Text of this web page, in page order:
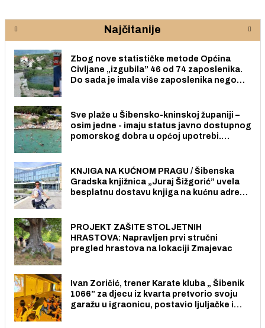
Najčitanije
Zbog nove statističke metode Općina
Civljane „izgubila” 46 od 74 zaposlenika.
Do sada je imala više zaposlenika nego
Sve plaže u Šibensko-kninskoj županiji –
osim jedne - imaju status javno dostupnog
pomorskog dobra u općoj upotrebi.
KNJIGA NA KUĆNOM PRAGU / Šibenska
Gradska knjižnica „Juraj Šižgorić” uvela
besplatnu dostavu knjiga na kućnu adresu
PROJEKT ZAŠITE STOLJETNIH
HRASTOVA: Napravljen prvi stručni
pregled hrastova na lokaciji Zmajevac
Ivan Zoričić, trener Karate kluba „ Šibenik
1066” za djecu iz kvarta pretvorio svoju
garažu u igraonicu, postavio ljuljačke i